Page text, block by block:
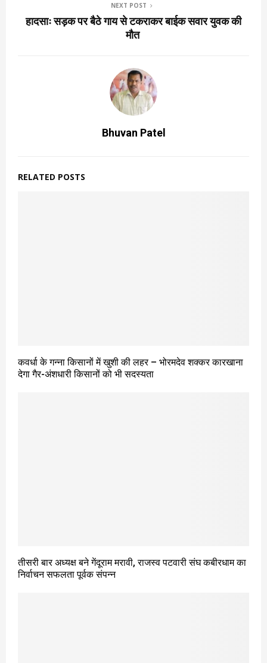
NEXT POST
हादसाः सड़क पर बैठे गाय से टकराकर बाईक सवार युवक की
मौत
Bhuvan Patel
RELATED POSTS
कवर्धा के गन्ना किसानों में खुशी की लहर – भोरमदेव शक्कर कारखाना
देगा गैर-अंशधारी किसानों को भी सदस्यता
तीसरी बार अध्यक्ष बने गेंदूराम मरावी, राजस्व पटवारी संघ कबीरधाम का
निर्वाचन सफलता पूर्वक संपन्न